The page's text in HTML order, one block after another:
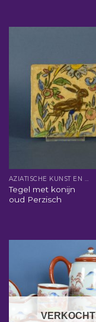
AZIATISCHE KUNST EN WOONACCESSOIRES
Tegel met konijn
oud Perzisch
VERKOCHT